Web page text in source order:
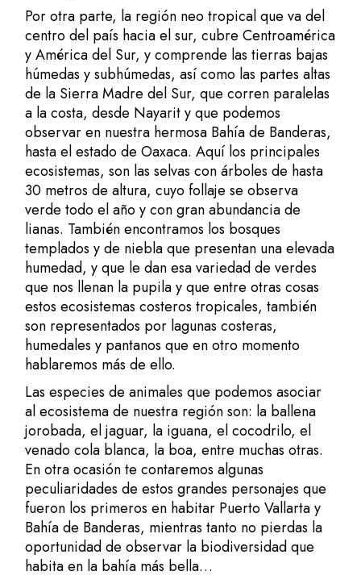
Por otra parte, la región neo tropical que va del
centro del país hacia el sur, cubre Centroamérica
y América del Sur, y comprende las tierras bajas
húmedas y subhúmedas, así como las partes altas
de la Sierra Madre del Sur, que corren paralelas
a la costa, desde Nayarit y que podemos
observar en nuestra hermosa Bahía de Banderas,
hasta el estado de Oaxaca. Aquí los principales
ecosistemas, son las selvas con árboles de hasta
30 metros de altura, cuyo follaje se observa
verde todo el año y con gran abundancia de
lianas. También encontramos los bosques
templados y de niebla que presentan una elevada
humedad, y que le dan esa variedad de verdes
que nos llenan la pupila y que entre otras cosas
estos ecosistemas costeros tropicales, también
son representados por lagunas costeras,
humedales y pantanos que en otro momento
hablaremos más de ello.
Las especies de animales que podemos asociar
al ecosistema de nuestra región son: la ballena
jorobada, el jaguar, la iguana, el cocodrilo, el
venado cola blanca, la boa, entre muchas otras.
En otra ocasión te contaremos algunas
peculiaridades de estos grandes personajes que
fueron los primeros en habitar Puerto Vallarta y
Bahía de Banderas, mientras tanto no pierdas la
oportunidad de observar la biodiversidad que
habita en la bahía más bella…